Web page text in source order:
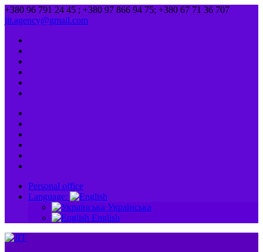
+380 96 791 24 45 ; +380 97 866 94 75; +380 67 71 36 707
jit.agency@gmail.com
Personal office
Language:
Українська
English